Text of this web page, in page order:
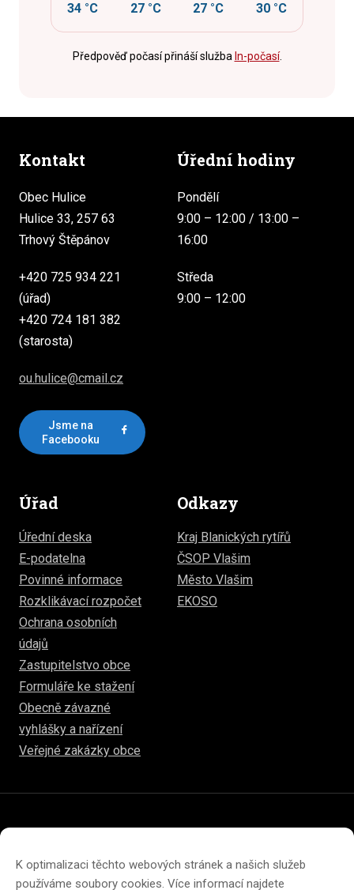
K optimalizaci těchto webových stránek a našich služeb
používáme soubory cookies. Více informací najdete
34 °C 27 °C 27 °C 30 °C
Předpověď počasí přináší služba In-počasí.
Kontakt
Obec Hulice
Hulice 33, 257 63
Trhový Štěpánov
+420 725 934 221
(úřad)
+420 724 181 382
(starosta)
ou.hulice@cmail.cz
Jsme na
Facebooku
Úřední hodiny
Pondělí
9:00 – 12:00 / 13:00 –
16:00
Středa
9:00 – 12:00
Úřad
Úřední deska
E-podatelna
Povinné informace
Rozklikávací rozpočet
Ochrana osobních
údajů
Zastupitelstvo obce
Formuláře ke stažení
Obecně závazné
vyhlášky a nařízení
Veřejné zakázky obce
Odkazy
Kraj Blanických rytířů
ČSOP Vlašim
Město Vlašim
EKOSO
Prohlášení o přístupnosti
Prohlášení o ochraně soukromí
Zásady cookies (EU)